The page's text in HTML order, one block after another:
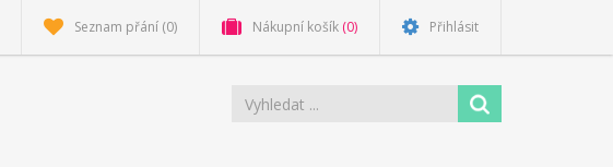
Seznam přání (0) Nákupní košík (0) Přihlásit